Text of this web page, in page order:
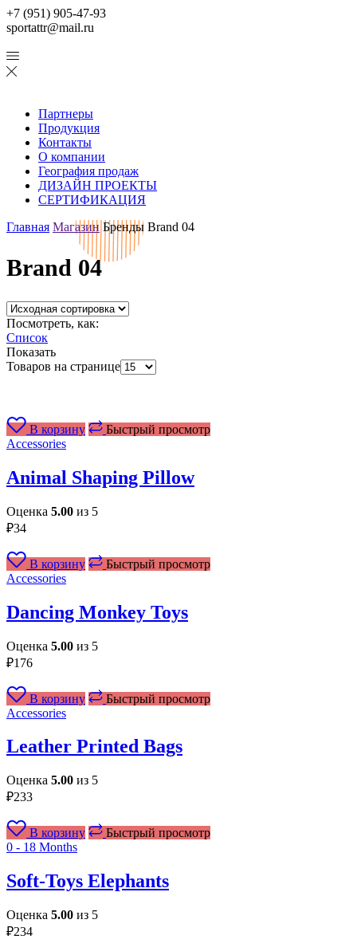
+7 (951) 905-47-93
sportattr@mail.ru
Партнеры
Продукция
Контакты
О компании
География продаж
ДИЗАЙН ПРОЕКТЫ
СЕРТИФИКАЦИЯ
Главная Магазин Бренды Brand 04
Brand 04
Посмотреть, как:
Список
Показать
Товаров на странице
В корзину
Быстрый просмотр
Accessories
Animal Shaping Pillow
Оценка 5.00 из 5
₽34
В корзину
Быстрый просмотр
Accessories
Dancing Monkey Toys
Оценка 5.00 из 5
₽176
В корзину
Быстрый просмотр
Accessories
Leather Printed Bags
Оценка 5.00 из 5
₽233
В корзину
Быстрый просмотр
0 - 18 Months
Soft-Toys Elephants
Оценка 5.00 из 5
₽234